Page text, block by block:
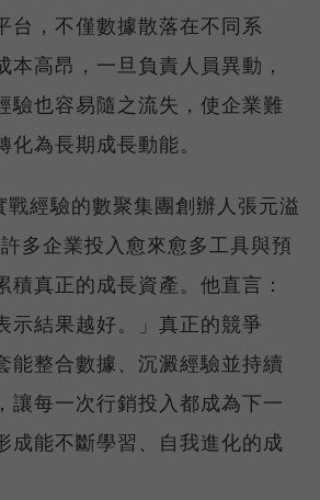
台，不僅數據散落在不同系
本高昂，一旦負責人員異動，
驗也容易隨之流失，使企業難
為長期成長動能。
經驗的數聚集團創辦人張元溢
多企業投入愈來愈多工具與預
積真正的成長資產。他直言：
示結果越好。」真正的競爭
能整合數據、沉澱經驗並持續
讓每一次行銷投入都成為下一
成能不斷學習、自我進化的成